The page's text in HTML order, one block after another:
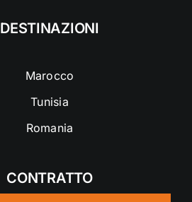
DESTINAZIONI
Marocco
Tunisia
Romania
CONTRATTO